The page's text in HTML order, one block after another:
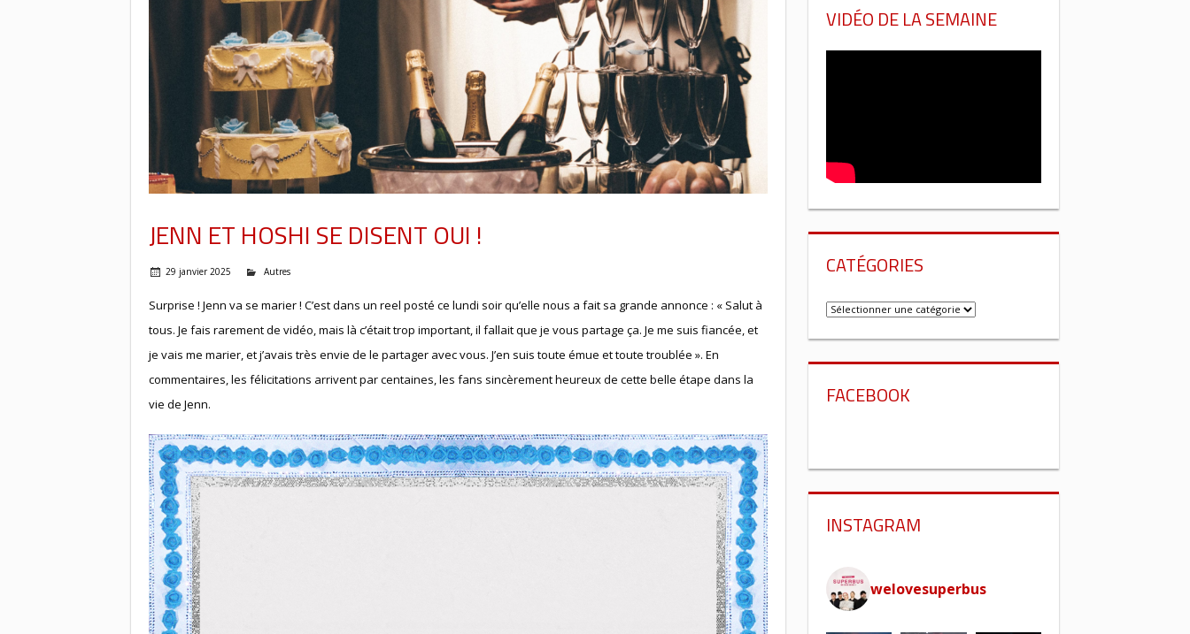
JENN ET HOSHI SE DISENT OUI !
29 janvier 2025 Autres
Surprise ! Jenn va se marier ! C’est dans un reel posté ce lundi soir qu’elle nous a fait sa grande annonce : « Salut à
tous. Je fais rarement de vidéo, mais là c’était trop important, il fallait que je vous partage ça. Je me suis fiancée, et
je vais me marier, et j’avais très envie de le partager avec vous. J’en suis toute émue et toute troublée ». En
commentaires, les félicitations arrivent par centaines, les fans sincèrement heureux de cette belle étape dans la
vie de Jenn.
VIDÉO DE LA SEMAINE
CATÉGORIES
Catégories
FACEBOOK
INSTAGRAM
welovesuperbus